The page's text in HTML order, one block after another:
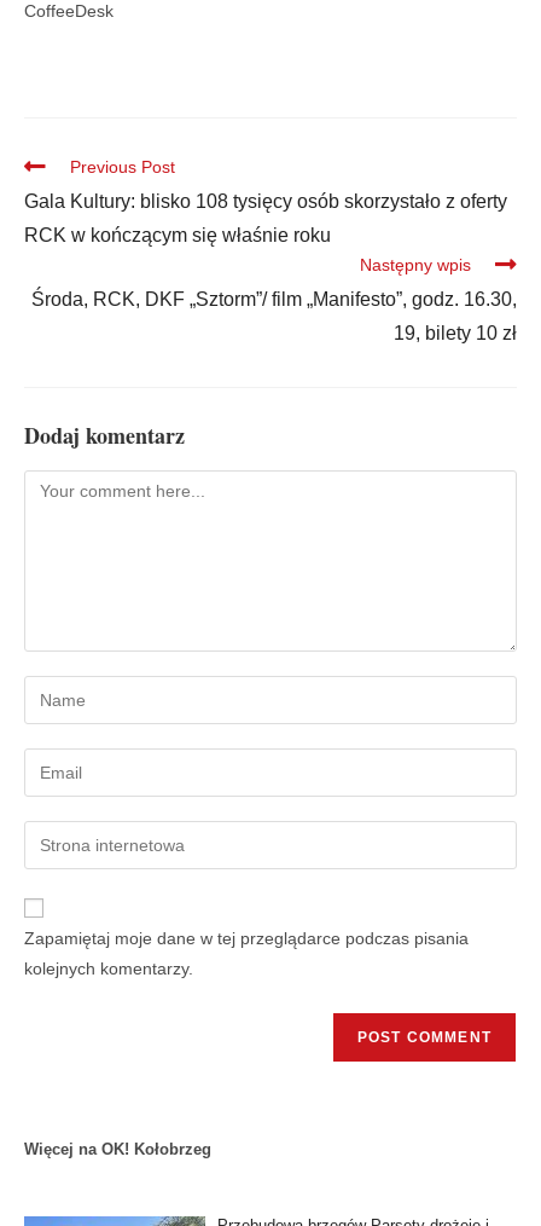
CoffeeDesk
Previous Post
Gala Kultury: blisko 108 tysięcy osób skorzystało z oferty
RCK w kończącym się właśnie roku
Następny wpis
Środa, RCK, DKF „Sztorm”/ film „Manifesto”, godz. 16.30,
19, bilety 10 zł
Dodaj komentarz
Zapamiętaj moje dane w tej przeglądarce podczas pisania
kolejnych komentarzy.
Więcej na OK! Kołobrzeg